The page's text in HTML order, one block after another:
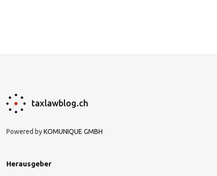
taxlawblog.ch
Powered byKOMUNIQUE GMBH
Herausgeber